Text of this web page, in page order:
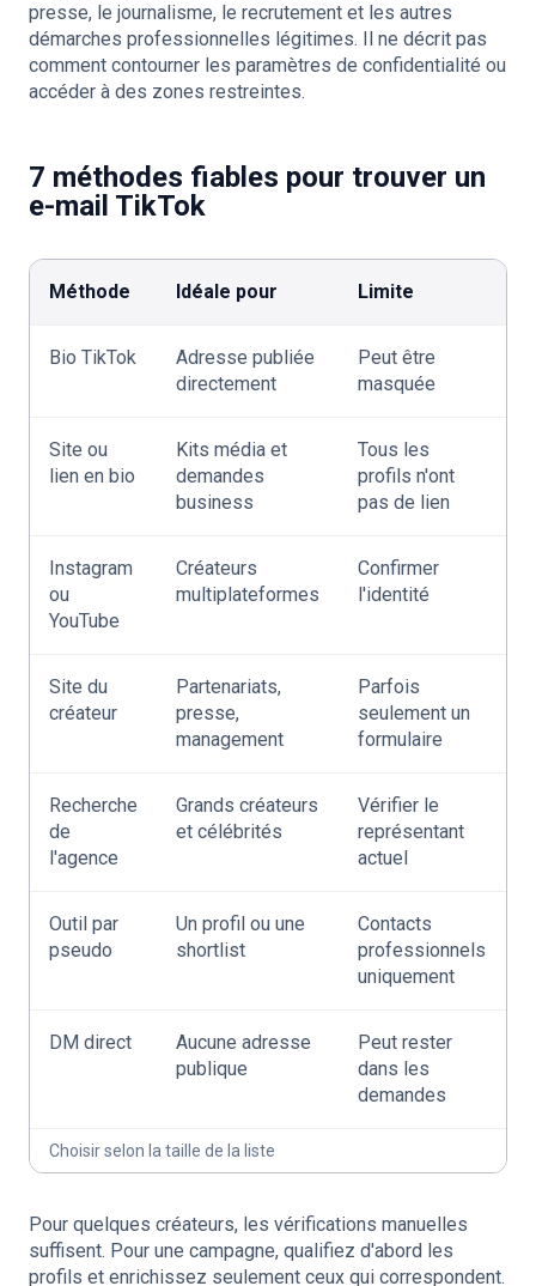
presse, le journalisme, le recrutement et les autres
démarches professionnelles légitimes. Il ne décrit pas
comment contourner les paramètres de confidentialité ou
accéder à des zones restreintes.
7 méthodes fiables pour trouver un
e-mail TikTok
Méthode Idéale pour Limite
Bio TikTok
Adresse publiée
directement
Peut être
masquée
Site ou
lien en bio
Kits média et
demandes
business
Tous les
profils n'ont
pas de lien
Instagram
ou
YouTube
Créateurs
multiplateformes
Confirmer
l'identité
Site du
créateur
Partenariats,
presse,
management
Parfois
seulement un
formulaire
Recherche
de
l'agence
Grands créateurs
et célébrités
Vérifier le
représentant
actuel
Outil par
pseudo
Un profil ou une
shortlist
Contacts
professionnels
uniquement
DM direct
Aucune adresse
publique
Peut rester
dans les
demandes
Choisir selon la taille de la liste
Pour quelques créateurs, les vérifications manuelles
suffisent. Pour une campagne, qualifiez d'abord les
profils et enrichissez seulement ceux qui correspondent.